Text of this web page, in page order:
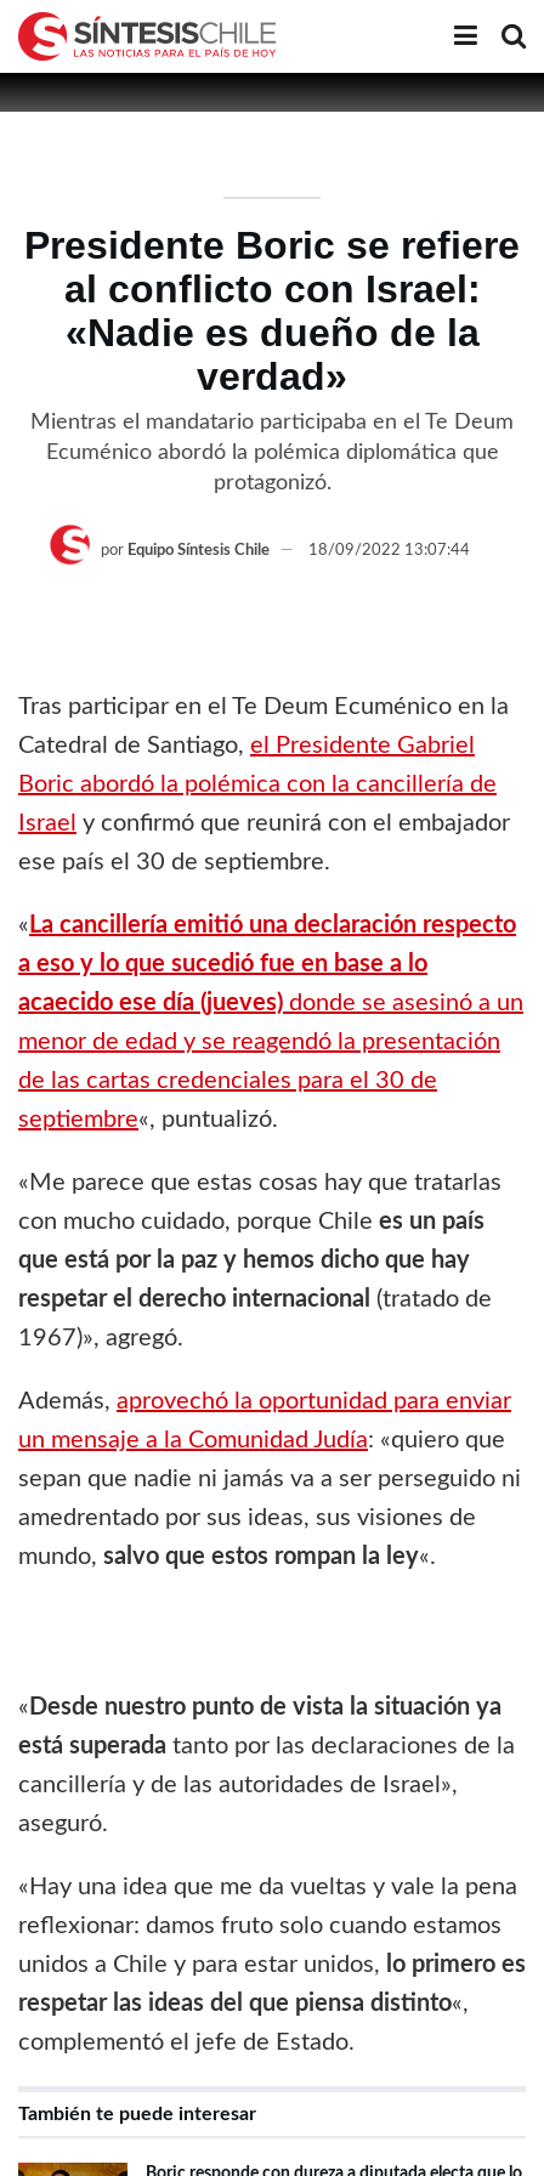
Presidente Boric se refiere
al conflicto con Israel:
«Nadie es dueño de la
verdad»
Mientras el mandatario participaba en el Te Deum
Ecuménico abordó la polémica diplomática que
protagonizó.
por Equipo Síntesis Chile 18/09/2022 13:07:44
Tras participar en el Te Deum Ecuménico en la
Catedral de Santiago, el Presidente Gabriel
Boric abordó la polémica con la cancillería de
Israel y confirmó que reunirá con el embajador
ese país el 30 de septiembre.
« La cancillería emitió una declaración respecto
a eso y lo que sucedió fue en base a lo
acaecido ese día (jueves) donde se asesinó a un
menor de edad y se reagendó la presentación
de las cartas credenciales para el 30 de
septiembre«, puntualizó.
«Me parece que estas cosas hay que tratarlas
con mucho cuidado, porque Chile es un país
que está por la paz y hemos dicho que hay
respetar el derecho internacional (tratado de
1967)», agregó.
Además, aprovechó la oportunidad para enviar
un mensaje a la Comunidad Judía: «quiero que
sepan que nadie ni jamás va a ser perseguido ni
amedrentado por sus ideas, sus visiones de
mundo, salvo que estos rompan la ley«.
« Desde nuestro punto de vista la situación ya
está superada tanto por las declaraciones de la
cancillería y de las autoridades de Israel»,
aseguró.
«Hay una idea que me da vueltas y vale la pena
reflexionar: damos fruto solo cuando estamos
unidos a Chile y para estar unidos, lo primero es
respetar las ideas del que piensa distinto«,
complementó el jefe de Estado.
También te puede interesar